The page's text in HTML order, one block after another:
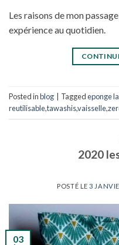
Les raisons de mon
expérience au quotidien.
Posted inblog Taggedeponge
reutilisable,tawashis,vaisselle,
2020
POSTÉ LE3
03